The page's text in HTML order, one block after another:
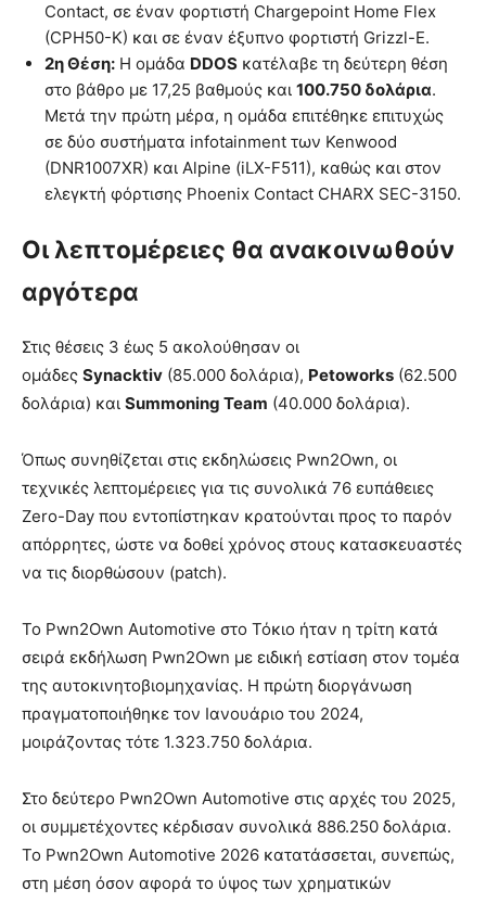
Contact, σε έναν φορτιστή Chargepoint Home Flex
(CPH50-K) και σε έναν έξυπνο φορτιστή Grizzl-E.
2η Θέση: Η ομάδα DDOS κατέλαβε τη δεύτερη θέση
στο βάθρο με 17,25 βαθμούς και 100.750 δολάρια.
Μετά την πρώτη μέρα, η ομάδα επιτέθηκε επιτυχώς
σε δύο συστήματα infotainment των Kenwood
(DNR1007XR) και Alpine (iLX-F511), καθώς και στον
ελεγκτή φόρτισης Phoenix Contact CHARX SEC-3150.
Οι λεπτομέρειες θα ανακοινωθούν
αργότερα
Στις θέσεις 3 έως 5 ακολούθησαν οι
ομάδες Synacktiv (85.000 δολάρια), Petoworks (62.500
δολάρια) και Summoning Team (40.000 δολάρια).
Όπως συνηθίζεται στις εκδηλώσεις Pwn2Own, οι
τεχνικές λεπτομέρειες για τις συνολικά 76 ευπάθειες
Zero-Day που εντοπίστηκαν κρατούνται προς το παρόν
απόρρητες, ώστε να δοθεί χρόνος στους κατασκευαστές
να τις διορθώσουν (patch).
Το Pwn2Own Automotive στο Τόκιο ήταν η τρίτη κατά
σειρά εκδήλωση Pwn2Own με ειδική εστίαση στον τομέα
της αυτοκινητοβιομηχανίας. Η πρώτη διοργάνωση
πραγματοποιήθηκε τον Ιανουάριο του 2024,
μοιράζοντας τότε 1.323.750 δολάρια.
Στο δεύτερο Pwn2Own Automotive στις αρχές του 2025,
οι συμμετέχοντες κέρδισαν συνολικά 886.250 δολάρια.
Το Pwn2Own Automotive 2026 κατατάσσεται, συνεπώς,
στη μέση όσον αφορά το ύψος των χρηματικών